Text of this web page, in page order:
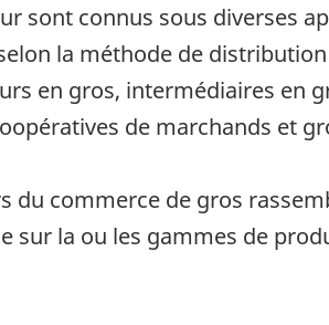
sont connus sous diverses
la méthode de
en gros, intermédiaires en
de marchands et
du commerce de gros
sur la ou les gammes de